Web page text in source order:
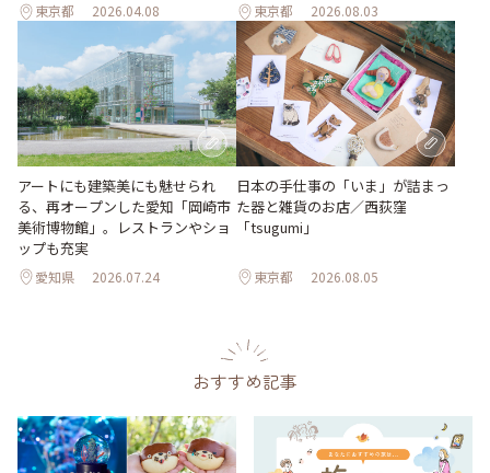
東京都 2026.04.08 東京都 2026.08.03
アートにも建築美にも魅せられ
る、再オープンした愛知「岡崎市
美術博物館」。レストランやショ
ップも充実
愛知県 2026.07.24
日本の手仕事の「いま」が詰まっ
た器と雑貨のお店／西荻窪
「tsugumi」
東京都 2026.08.05
おすすめ記事